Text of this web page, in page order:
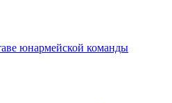
юнармейской команды